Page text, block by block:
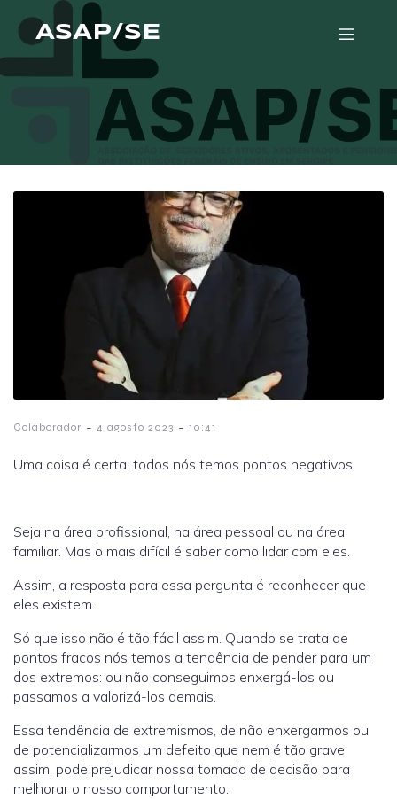
ASAP/SE
Colaborador - 4 agosto 2023 - 10:41
Uma coisa é certa: todos nós temos pontos negativos.
Seja na área profissional, na área pessoal ou na área
familiar. Mas o mais difícil é saber como lidar com eles.
Assim, a resposta para essa pergunta é reconhecer que
eles existem.
Só que isso não é tão fácil assim. Quando se trata de
pontos fracos nós temos a tendência de pender para um
dos extremos: ou não conseguimos enxergá-los ou
passamos a valorizá-los demais.
Essa tendência de extremismos, de não enxergarmos ou
de potencializarmos um defeito que nem é tão grave
assim, pode prejudicar nossa tomada de decisão para
melhorar o nosso comportamento.